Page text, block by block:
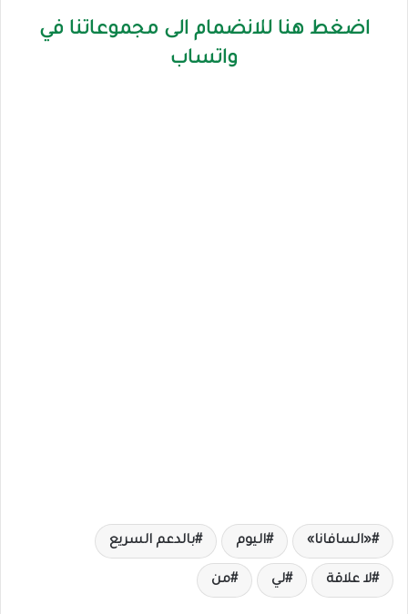
اضغط هنا للانضمام الى مجموعاتنا في
واتساب
«السافانا» اليوم بالدعم السريع
لا علاقة لي من